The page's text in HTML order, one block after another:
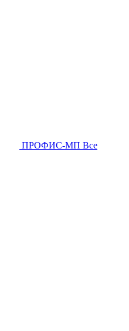
ПРОФИС-МП Все